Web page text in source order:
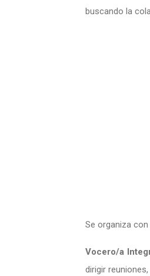
buscando la
Se organiza
Vocero/a
dirigir